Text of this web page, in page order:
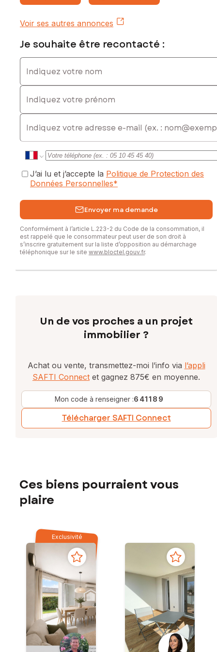
Voir ses autres annonces
Je souhaite être recontacté :
Indiquez votre nom
Indiquez votre prénom
E-mail
J’ai lu et j’accepte la Politique de Protection des
Données Personnelles*
Envoyer ma demande
Conformément à l’article L.223-2 du Code de la consommation, il
est rappelé que le consommateur peut user de son droit à
s’inscrire gratuitement sur la liste d’opposition au démarchage
téléphonique sur le site www.bloctel.gouv.fr.
Un de vos proches a un projet
immobilier ?
Achat ou vente, transmettez-moi l’info via l’appli
SAFTI Connect et gagnez 875€ en moyenne.
Mon code à renseigner :641189
Télécharger SAFTI Connect
Ces biens pourraient vous
plaire
Exclusivité